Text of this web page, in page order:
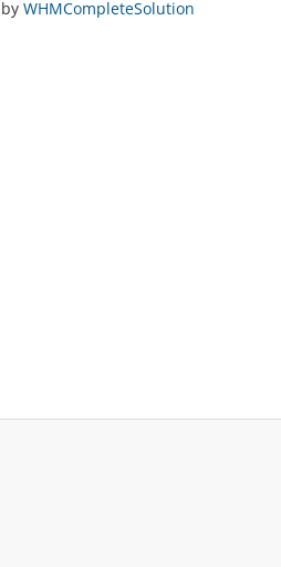
WHMCompleteSolution